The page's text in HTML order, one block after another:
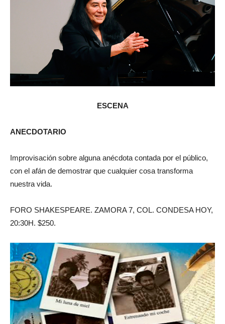
ESCENA
ANECDOTARIO
Improvisación sobre alguna anécdota contada por el público,
con el afán de demostrar que cualquier cosa transforma
nuestra vida.
FORO SHAKESPEARE. ZAMORA 7, COL. CONDESA HOY,
20:30H. $250.